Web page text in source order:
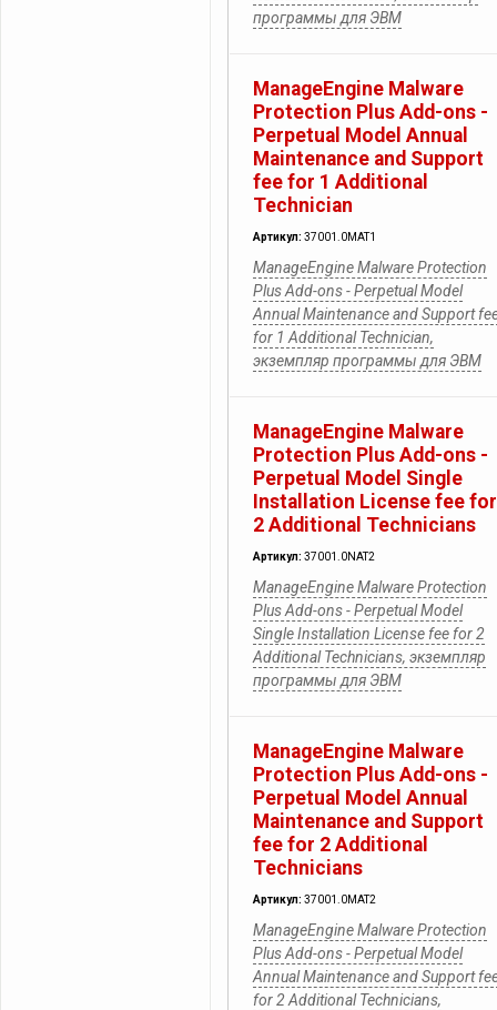
программы для ЭВМ
ManageEngine Malware
Protection Plus Add-ons -
Perpetual Model Annual
Maintenance and Support
fee for 1 Additional
Technician
Артикул: 37001.0MAT1
ManageEngine Malware Protection
Plus Add-ons - Perpetual Model
Annual Maintenance and Support
for 1 Additional Technician,
экземпляр программы для ЭВМ
ManageEngine Malware
Protection Plus Add-ons -
Perpetual Model Single
Installation License fee for
2 Additional Technicians
Артикул: 37001.0NAT2
ManageEngine Malware Protection
Plus Add-ons - Perpetual Model
Single Installation License fee for 2
Additional Technicians, экземпляр
программы для ЭВМ
ManageEngine Malware
Protection Plus Add-ons -
Perpetual Model Annual
Maintenance and Support
fee for 2 Additional
Technicians
Артикул: 37001.0MAT2
ManageEngine Malware Protection
Plus Add-ons - Perpetual Model
Annual Maintenance and Support
for 2 Additional Technicians,